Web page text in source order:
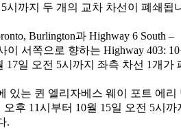
시까지 두 개의 교차 차선이 폐쇄됩
Burlington과 Highway 6 South –
이 서쪽으로 향하는 Highway 403:
17일 오전 5시까지 좌측 차선 1개가
있는 퀸 엘리자베스 웨이 포트 에리
오후 11시부터 10월 15일 오전 5시까
.